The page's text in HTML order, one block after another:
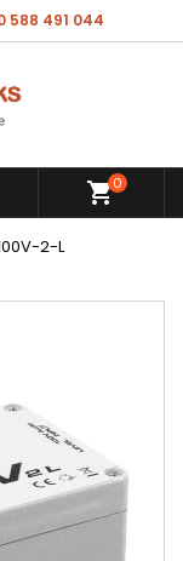
588 491 044
shopping_cart0
2-L